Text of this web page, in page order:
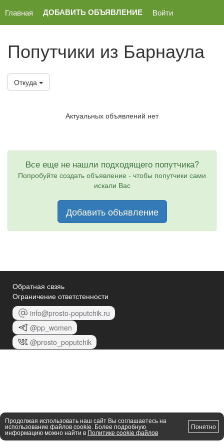
Главная ДОБАВИТЬ ОБЪЯВЛЕНИЕ Войти
Попутчики из Барнаула
Откуда
Актуальных объявлений нет
Все еще не нашли подходящего попутчика?
Попробуйте создать объявление - чтобы попутчики сами
искали Вас
Добавить объявление
Обратная свзяь
Ограничение ответстенности
info@prosto-poputchik.ru
@pp_women
@prosto_poputchik
Продолжая использовать наш сайт Вы соглашаетесь на
использование файлов cookie. Более подробную
информацию можно найти в Политике cookie файлов
Понятно